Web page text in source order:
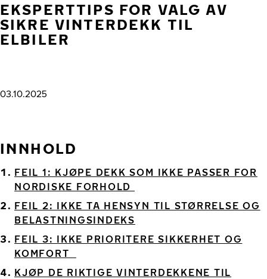
EKSPERTTIPS FOR VALG AV
SIKRE VINTERDEKK TIL
ELBILER
03.10.2025
INNHOLD
FEIL 1: KJØPE DEKK SOM IKKE PASSER FOR
NORDISKE FORHOLD
FEIL 2: IKKE TA HENSYN TIL STØRRELSE OG
BELASTNINGSINDEKS
FEIL 3: IKKE PRIORITERE SIKKERHET OG
KOMFORT
KJØP DE RIKTIGE VINTERDEKKENE TIL